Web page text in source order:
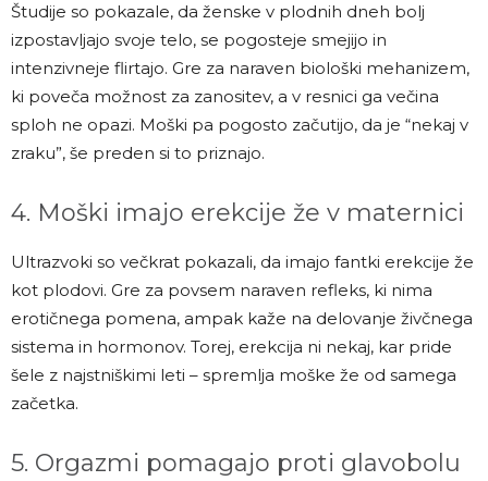
Študije so pokazale, da ženske v plodnih dneh bolj
izpostavljajo svoje telo, se pogosteje smejijo in
intenzivneje flirtajo. Gre za naraven biološki mehanizem,
ki poveča možnost za zanositev, a v resnici ga večina
sploh ne opazi. Moški pa pogosto začutijo, da je “nekaj v
zraku”, še preden si to priznajo.
4. Moški imajo erekcije že v maternici
Ultrazvoki so večkrat pokazali, da imajo fantki erekcije že
kot plodovi. Gre za povsem naraven refleks, ki nima
erotičnega pomena, ampak kaže na delovanje živčnega
sistema in hormonov. Torej, erekcija ni nekaj, kar pride
šele z najstniškimi leti – spremlja moške že od samega
začetka.
5. Orgazmi pomagajo proti glavobolu